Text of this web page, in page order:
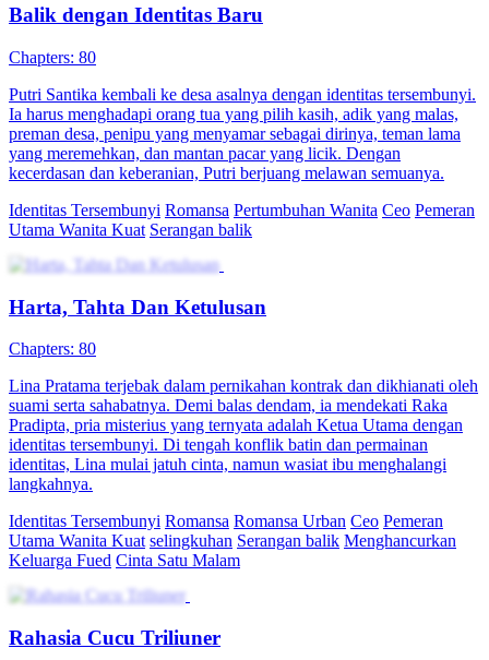
Ningsih Subrata adalah seorang dokter yang baik hati dan adil.
Karena kemampuannya yang luar biasa, dia memiliki berbagai
identitas tersembunyi yang tak terduga. Dalam suatu kesempatan,
dia bertemu dengan putra kelima keluarga besar Hutama. Setelah
menyelamatkan dan melawan kekuatan jahat. Mereka mengungkap
kebenaran di balik kematian orang tua Ningsih dan memasukkan